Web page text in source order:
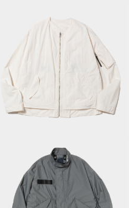
Paper Touch
Reversible 4Way